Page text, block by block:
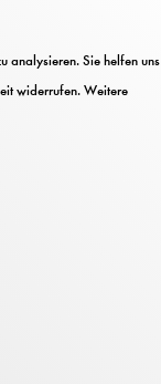
analysieren. Sie helfen uns
widerrufen. Weitere